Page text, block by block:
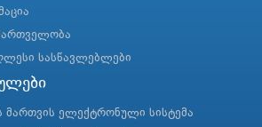
სასწავლებლები
მართვის ელექტრონული სისტემა